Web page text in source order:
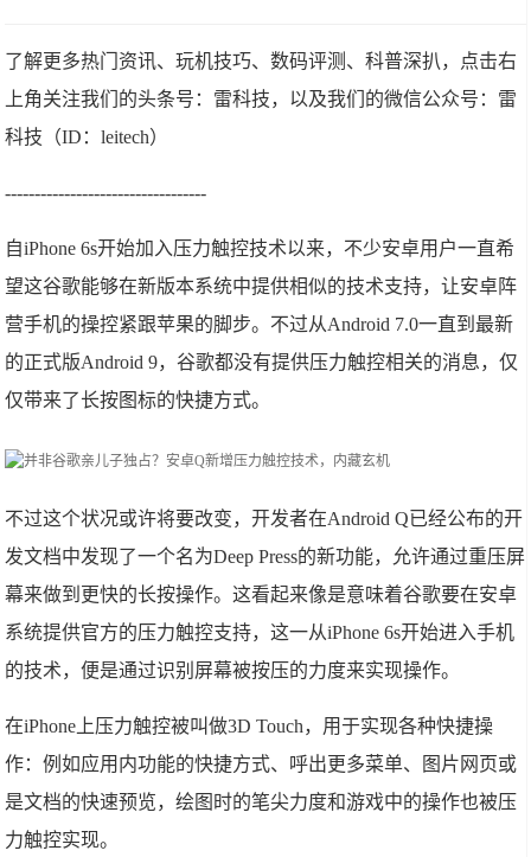
了解更多热门资讯、玩机技巧、数码评测、科普深扒，点击右
上角关注我们的头条号：雷科技，以及我们的微信公众号：雷
科技（ID：leitech）
----------------------------------
自iPhone 6s开始加入压力触控技术以来，不少安卓用户一直希
望这谷歌能够在新版本系统中提供相似的技术支持，让安卓阵
营手机的操控紧跟苹果的脚步。不过从Android 7.0一直到最新
的正式版Android 9，谷歌都没有提供压力触控相关的消息，仅
仅带来了长按图标的快捷方式。
不过这个状况或许将要改变，开发者在Android Q已经公布的开
发文档中发现了一个名为Deep Press的新功能，允许通过重压屏
幕来做到更快的长按操作。这看起来像是意味着谷歌要在安卓
系统提供官方的压力触控支持，这一从iPhone 6s开始进入手机
的技术，便是通过识别屏幕被按压的力度来实现操作。
在iPhone上压力触控被叫做3D Touch，用于实现各种快捷操
作：例如应用内功能的快捷方式、呼出更多菜单、图片网页或
是文档的快速预览，绘图时的笔尖力度和游戏中的操作也被压
力触控实现。